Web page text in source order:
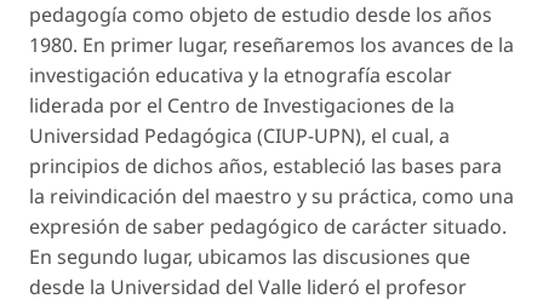
pedagogía como objeto de estudio desde los años
1980. En primer lugar, reseñaremos los avances de la
investigación educativa y la etnografía escolar
liderada por el Centro de Investigaciones de la
Universidad Pedagógica (CIUP-UPN), el cual, a
principios de dichos años, estableció las bases para
la reivindicación del maestro y su práctica, como una
expresión desaber pedagógico de carácter situado.
En segundo lugar, ubicamos las discusiones que
desde la Universidad del Valle lideró el profesor